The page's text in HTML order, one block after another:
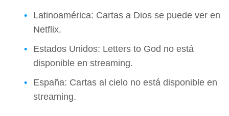
Latinoamérica: Cartas a Dios se puede ver en
Netflix.
Estados Unidos: Letters to God no está
disponible en streaming.
España: Cartas al cielo no está disponible en
streaming.